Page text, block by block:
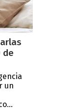
de
un